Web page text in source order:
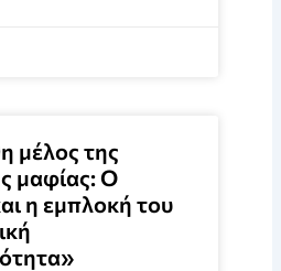
μέλος της
μαφίας: Ο
η εμπλοκή του